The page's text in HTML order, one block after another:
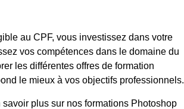
au CPF, vous investissez dans votre
vos compétences dans le domaine du
les différentes offres de formation
le mieux à vos objectifs professionnels.
plus sur nos formations Photoshop